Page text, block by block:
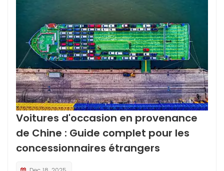
Voitures d'occasion en provenance
de Chine : Guide complet pour les
concessionnaires étrangers